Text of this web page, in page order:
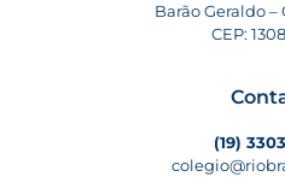
Barão Geraldo –
CEP:
(19)